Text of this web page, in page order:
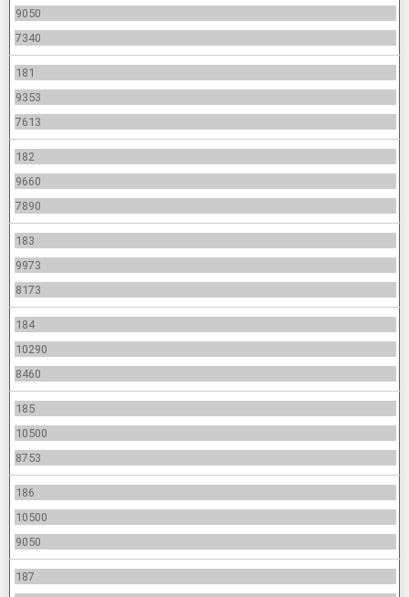
9050
7340
181
9353
7613
182
9660
7890
183
9973
8173
184
10290
8460
185
10500
8753
186
10500
9050
187